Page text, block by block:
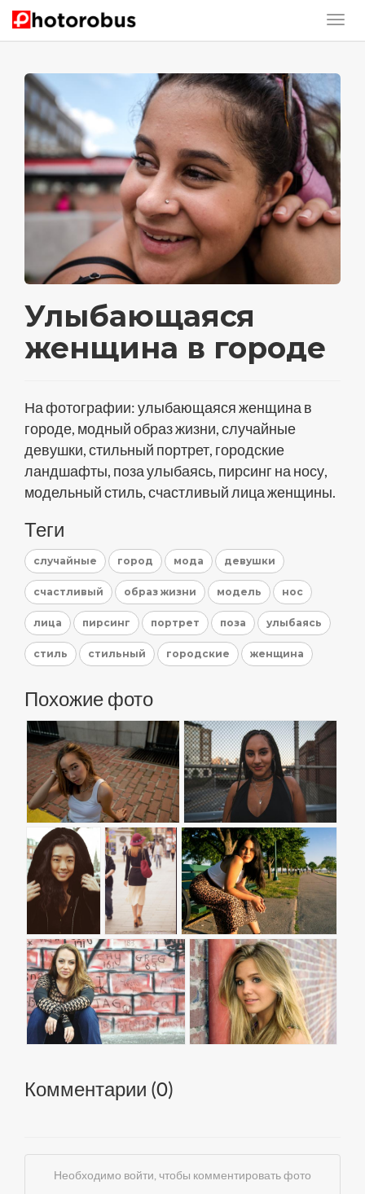
Улыбающаяся
женщина в городе
На фотографии: улыбающаяся женщина в
городе, модный образ жизни, случайные
девушки, стильный портрет, городские
ландшафты, поза улыбаясь, пирсинг на носу,
модельный стиль, счастливый лица женщины.
Теги
случайные город мода девушки
счастливый образ жизни модель нос
лица пирсинг портрет поза улыбаясь
стиль стильный городские женщина
Похожие фото
Комментарии (0)
Необходимо войти, чтобы комментировать фото